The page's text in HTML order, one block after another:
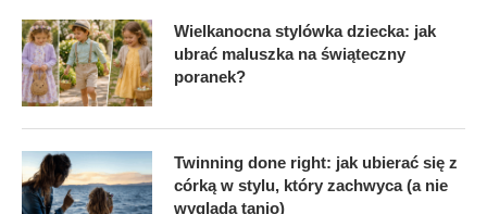
Wielkanocna stylówka dziecka: jak
ubrać maluszka na świąteczny
poranek?
Twinning done right: jak ubierać się z
córką w stylu, który zachwyca (a nie
wygląda tanio)